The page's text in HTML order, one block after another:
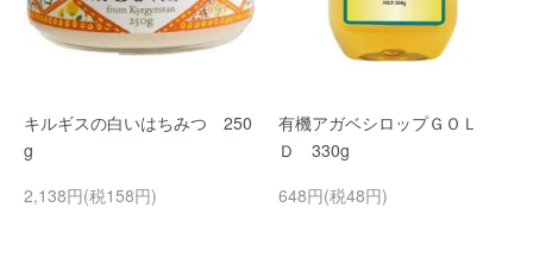
キルギスの白いはちみつ 250
g
2,138円(税158円)
有機アガベシロップＧＯＬ
Ｄ 330g
648円(税48円)